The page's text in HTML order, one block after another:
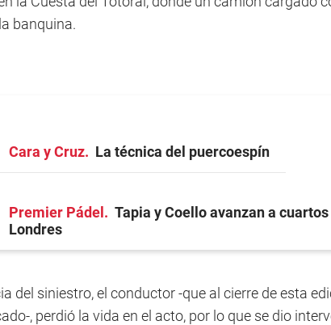
banquina.
Cara y Cruz La técnica del puercoespín
Premier Pádel
Tapia y Coello avanzan a
Londres
del siniestro, el conductor -que al cierre de esta
, perdió la vida en el acto, por lo que se dio